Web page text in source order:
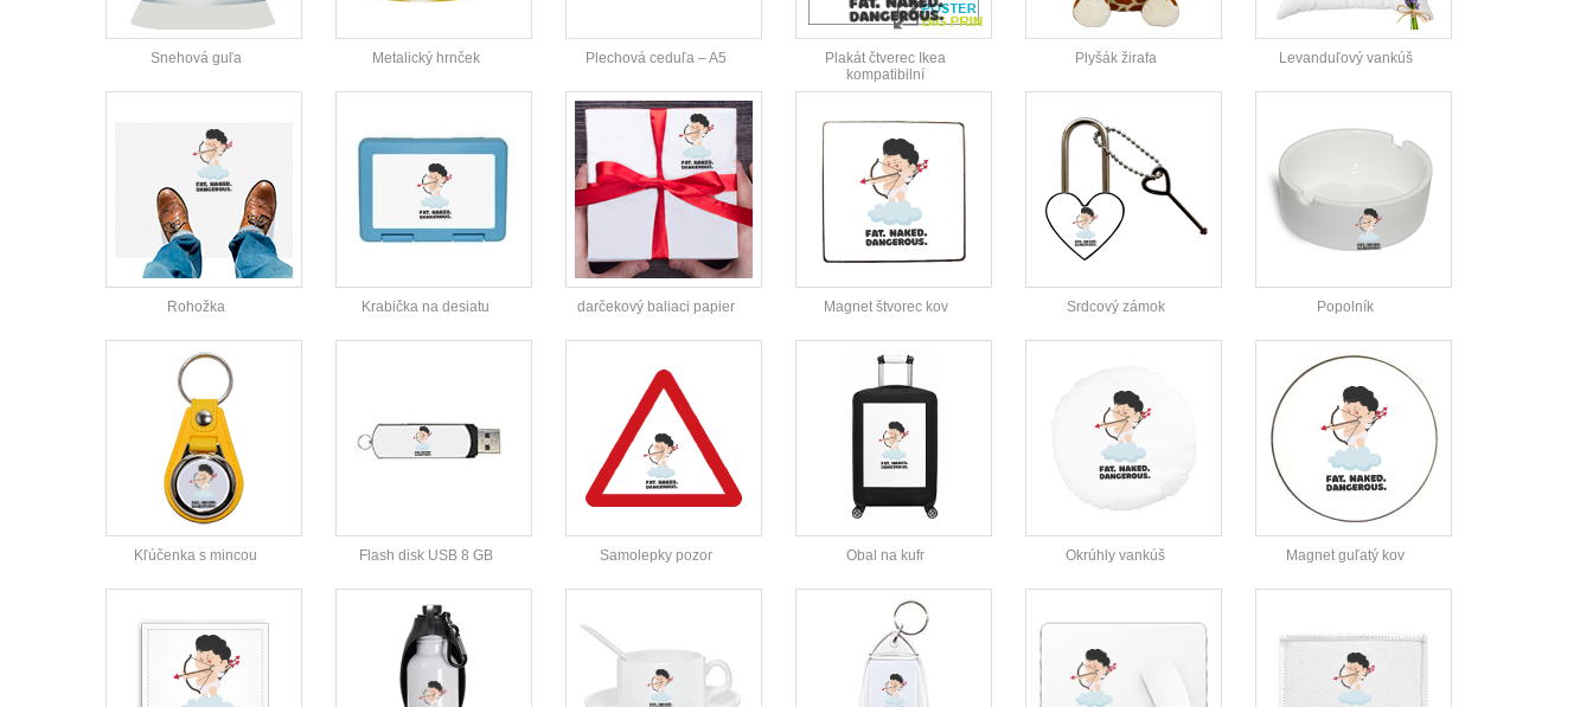
Snehová guľa Metalický hrnček Plechová ceduľa – A5
Plakát čtverec Ikea
kompatibilní
Plyšák žirafa Levanduľový vankúš
Rohožka Krabička na desiatu darčekový baliaci papier Magnet štvorec kov Srdcový zámok Popolník
Kľúčenka s mincou Flash disk USB 8 GB Samolepky pozor Obal na kufr Okrúhly vankúš Magnet guľatý kov